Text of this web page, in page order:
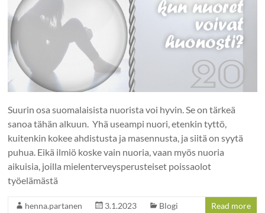
Suurin osa suomalaisista nuorista voi hyvin. Se on tärkeä
sanoa tähän alkuun. Yhä useampi nuori, etenkin tyttö,
kuitenkin kokee ahdistusta ja masennusta, ja siitä on syytä
puhua. Eikä ilmiö koske vain nuoria, vaan myös nuoria
aikuisia, joilla mielenterveysperusteiset poissaolot
työelämästä
henna.partanen 3.1.2023 Blogi Read more